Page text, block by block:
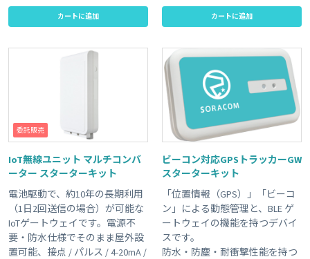
カートに追加 カートに追加
委託販売
IoT無線ユニット マルチコンバ
ーター スターターキット
電池駆動で、約10年の長期利用
（1日2回送信の場合）が可能な
IoTゲートウェイです。電源不
要・防水仕様でそのまま屋外設
置可能、接点 / パルス / 4-20mA /
ビーコン対応GPSトラッカーGW
スターターキット
「位置情報（GPS）」「ビーコ
ン」による動態管理と、BLE ゲ
ートウェイの機能を持つデバイ
スです。
防水・防塵・耐衝撃性能を持つ